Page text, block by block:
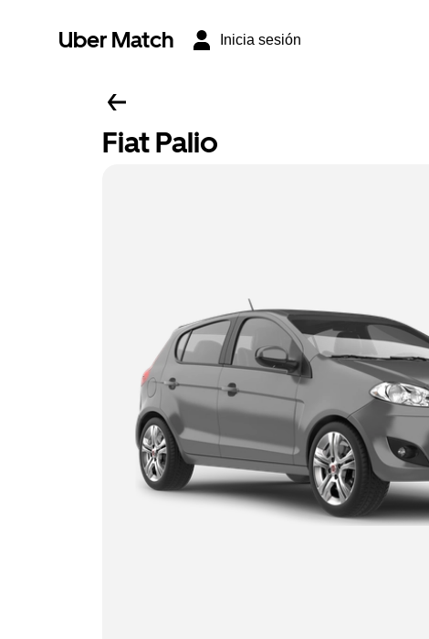
Uber Match Inicia sesión
Fiat Palio